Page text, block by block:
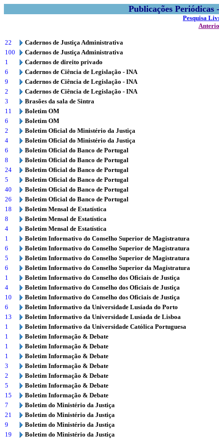
Publicações
Pesquisa
22
Cadernos de Justiça Administrativa
100
Cadernos de Justiça Administrativa
1
Cadernos de direito privado
6
Cadernos de Ciência de Legislação - INA
9
Cadernos de Ciência de Legislação - INA
2
Cadernos de Ciência de Legislação - INA
3
Brasões da sala de Sintra
11
Boletim OM
6
Boletim OM
2
Boletim Oficial do Ministério da Justiça
4
Boletim Oficial do Ministério da Justiça
6
Boletim Oficial do Banco de Portugal
8
Boletim Oficial do Banco de Portugal
24
Boletim Oficial do Banco de Portugal
5
Boletim Oficial do Banco de Portugal
40
Boletim Oficial do Banco de Portugal
26
Boletim Oficial do Banco de Portugal
18
Boletim Mensal de Estatística
8
Boletim Mensal de Estatística
4
Boletim Mensal de Estatística
1
Boletim Informativo do Conselho Superior de Magistratura
6
Boletim Informativo do Conselho Superior de Magistratura
5
Boletim Informativo do Conselho Superior de Magistratura
6
Boletim Informativo do Conselho Superior da Magistratura
1
Boletim Informativo do Conselho dos Oficiais de Justiça
4
Boletim Informativo do Conselho dos Oficiais de Justiça
10
Boletim Informativo do Conselho dos Oficiais de Justiça
6
Boletim Informativo da Universidade Lusíada do Porto
13
Boletim Informativo da Universidade Lusíada de Lisboa
1
Boletim Informativo da Universidade Católica Portuguesa
1
Boletim Informação & Debate
1
Boletim Informação & Debate
1
Boletim Informação & Debate
3
Boletim Informação & Debate
2
Boletim Informação & Debate
5
Boletim Informação & Debate
15
Boletim Informação & Debate
7
Boletim do Ministério da Justiça
21
Boletim do Ministério da Justiça
9
Boletim do Ministério da Justiça
19
Boletim do Ministério da Justiça